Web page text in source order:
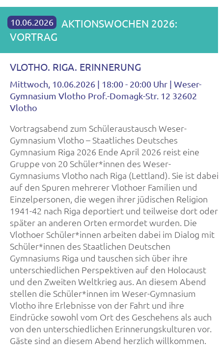
10.06.2026
AKTIONSWOCHEN 2026:
VORTRAG
VLOTHO. RIGA. ERINNERUNG
Mittwoch, 10.06.2026 | 18:00 - 20:00 Uhr | Weser-
Gymnasium Vlotho Prof.-Domagk-Str. 12 32602
Vlotho
Vortragsabend zum Schüleraustausch Weser-
Gymnasium Vlotho – Staatliches Deutsches
Gymnasium Riga 2026 Ende April 2026 reist eine
Gruppe von 20 Schüler*innen des Weser-
Gymnasiums Vlotho nach Riga (Lettland). Sie ist dabei
auf den Spuren mehrerer Vlothoer Familien und
Einzelpersonen, die wegen ihrer jüdischen Religion
1941-42 nach Riga deportiert und teilweise dort oder
später an anderen Orten ermordet wurden. Die
Vlothoer Schüler*innen arbeiten dabei im Dialog mit
Schüler*innen des Staatlichen Deutschen
Gymnasiums Riga und tauschen sich über ihre
unterschiedlichen Perspektiven auf den Holocaust
und den Zweiten Weltkrieg aus. An diesem Abend
stellen die Schüler*innen im Weser-Gymnasium
Vlotho ihre Erlebnisse von der Fahrt und ihre
Eindrücke sowohl vom Ort des Geschehens als auch
von den unterschiedlichen Erinnerungskulturen vor.
Gäste sind an diesem Abend herzlich willkommen.